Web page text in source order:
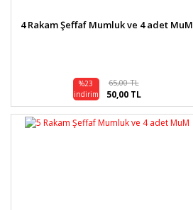
4 Rakam Şeffaf Mumluk ve 4 adet MuM
%23
indirim
65,00 TL
50,00 TL